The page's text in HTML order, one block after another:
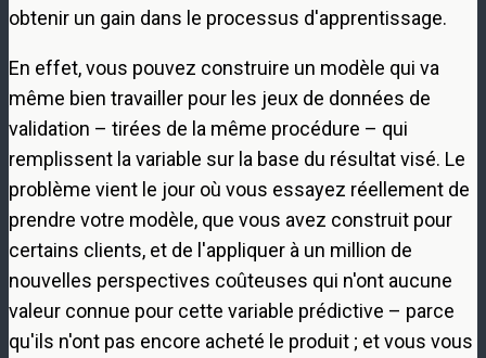
obtenir un gain dans le processus d'apprentissage.
En effet, vous pouvez construire un modèle qui va
même bien travailler pour les jeux de données de
validation – tirées de la même procédure – qui
remplissent la variable sur la base du résultat visé. Le
problème vient le jour où vous essayez réellement de
prendre votre modèle, que vous avez construit pour
certains clients, et de l'appliquer à un million de
nouvelles perspectives coûteuses qui n'ont aucune
valeur connue pour cette variable prédictive – parce
qu'ils n'ont pas encore acheté le produit ; et vous vous